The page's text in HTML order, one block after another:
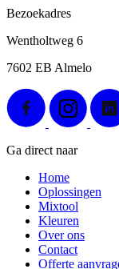
Bezoekadres
Wentholtweg 6
7602 EB Almelo
Ga direct naar
Home
Oplossingen
Mixtool
Kleuren
Over ons
Contact
Offerte